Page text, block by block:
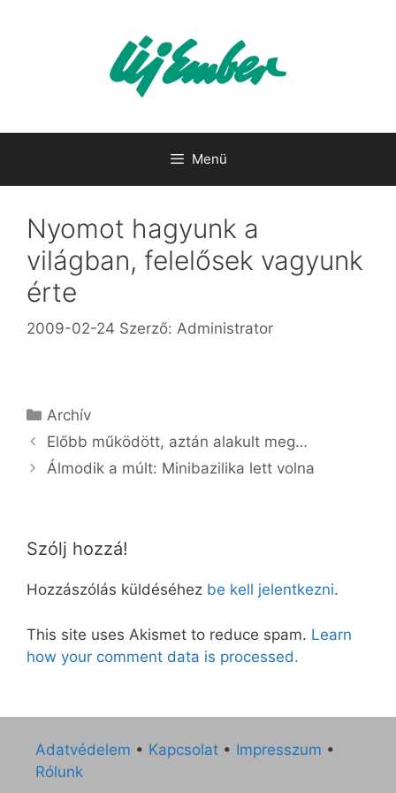
Menü
Nyomot hagyunk a
világban, felelősek vagyunk
érte
2009-02-24 Szerző: Administrator
Kategória
Archív
Előbb működött, aztán alakult meg…
Álmodik a múlt: Minibazilika lett volna
Szólj hozzá!
Hozzászólás küldéséhez be kell jelentkezni.
This site uses Akismet to reduce spam. Learn
how your comment data is processed.
Adatvédelem • Kapcsolat • Impresszum •
Rólunk